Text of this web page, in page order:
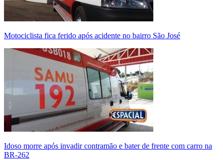
Motociclista fica ferido após acidente no bairro São José
Idoso morre após invadir contramão e bater de frente com carro na
BR-262